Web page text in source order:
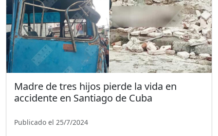
Madre de tres hijos pierde la vida en
accidente en Santiago de Cuba
Publicado el 25/7/2024